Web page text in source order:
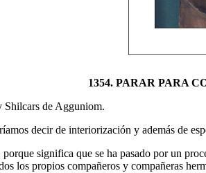
1354. PARAR PARA
Shilcars de Agguniom.
decir de interiorización y además de
significa que se ha pasado por un
los propios compañeros y compañeras